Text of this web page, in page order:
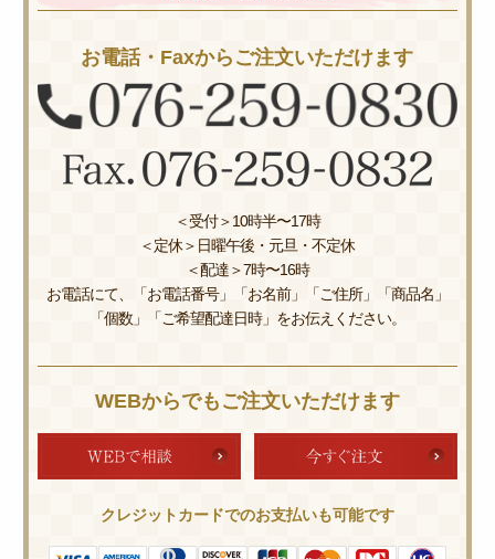
お電話・Faxからご注文いただけます
＜受付＞10時半〜17時
＜定休＞日曜午後・元旦・不定休
＜配達＞7時〜16時
お電話にて、「お電話番号」「お名前」「ご住所」「商品名」
「個数」「ご希望配達日時」をお伝えください。
WEBからでもご注文いただけます
クレジットカードでのお支払いも可能です